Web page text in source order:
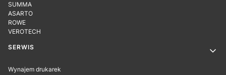
SUMMA
ASARTO
ROWE
VEROTECH
SERWIS
Wynajem drukarek